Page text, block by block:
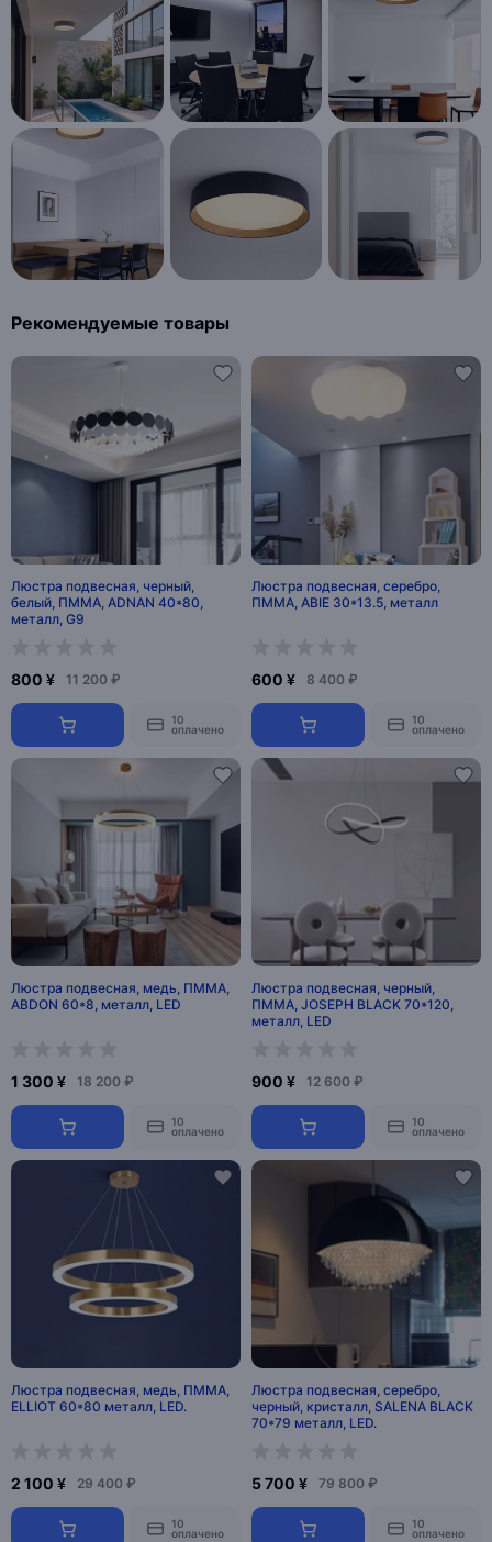
Рекомендуемые товары
Люстра подвесная, черный,
белый, ПММА, ADNAN 40*80,
металл, G9
800 ¥ 11 200 ₽
10
оплачено
Люстра подвесная, серебро,
ПММА, ABIE 30*13.5, металл
600 ¥ 8 400 ₽
10
оплачено
Люстра подвесная, медь, ПММА,
ABDON 60*8, металл, LED
1 300 ¥ 18 200 ₽
10
оплачено
Люстра подвесная, черный,
ПММА, JOSEPH BLACK 70*120,
металл, LED
900 ¥ 12 600 ₽
10
оплачено
Люстра подвесная, медь, ПММА,
ELLIOT 60*80 металл, LED.
2 100 ¥ 29 400 ₽
10
оплачено
Люстра подвесная, серебро,
черный, кристалл, SALENA BLACK
70*79 металл, LED.
5 700 ¥ 79 800 ₽
10
оплачено